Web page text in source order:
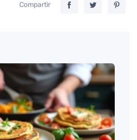
Compartir